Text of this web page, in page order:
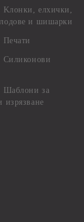
Kлонки, елхички,
и шишарки
Печати
Силиконови
Шаблони за
изрязване